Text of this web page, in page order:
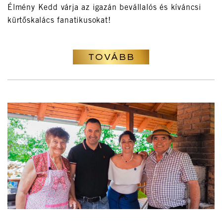
Élmény Kedd várja az igazán bevállalós és kíváncsi
kürtőskalács fanatikusokat!
TOVÁBB